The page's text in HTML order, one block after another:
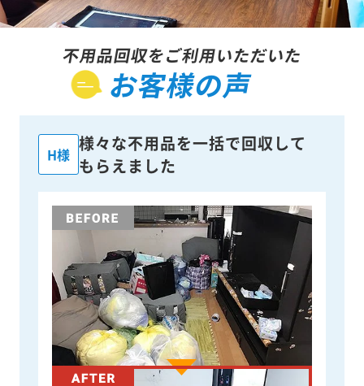
不用品回収をご利用いただいた
お客様の声
H様
様々な不用品を一括で回収して
もらえました